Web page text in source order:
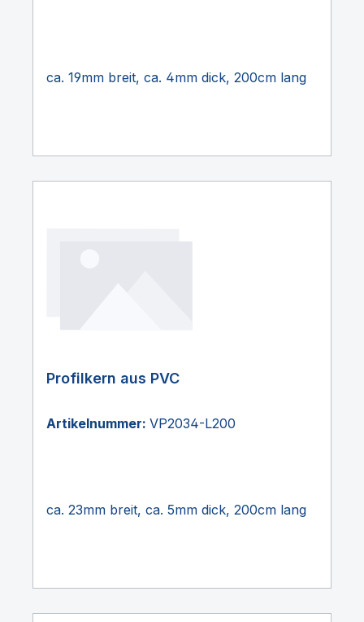
ca. 19mm breit, ca. 4mm dick, 200cm lang
Profilkern aus PVC
Artikelnummer: VP2034-L200
ca. 23mm breit, ca. 5mm dick, 200cm lang